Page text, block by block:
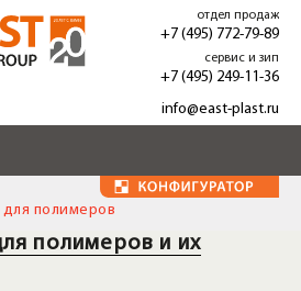
основному
содержанию
отдел продаж
+7 (495) 772-79-89
сервис и зип
+7 (495) 249-11-36
info@east-plast.ru
полимеров
полимеров и их